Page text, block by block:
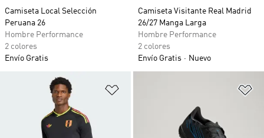
Camiseta Local Selección
Peruana 26
Hombre Performance
2 colores
Envío Gratis
Camiseta Visitante Real Madrid
26/27 Manga Larga
Hombre Performance
2 colores
Envío Gratis
Nuevo